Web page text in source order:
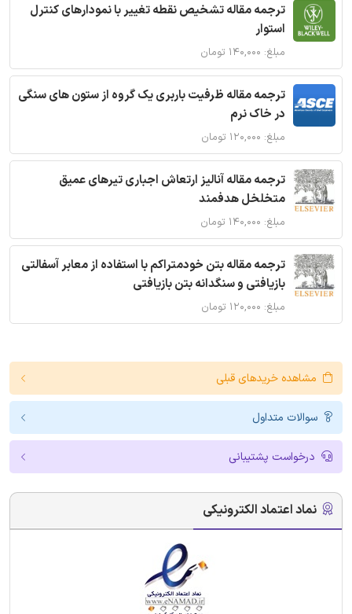
ترجمه مقاله تشخیص نقطه تغییر با نمودارهای کنترل
استوار
مبلغ: ۱۴۰,۰۰۰ تومان
ترجمه مقاله ظرفیت باربری یک گروه از ستون های سنگی
در خاک نرم
مبلغ: ۱۲۰,۰۰۰ تومان
ترجمه مقاله آنالیز ارتعاش اجباری تیرهای عمیق
متخلخل هدفمند
مبلغ: ۱۴۰,۰۰۰ تومان
ترجمه مقاله بتن خودمتراکم با استفاده از معابر آسفالتی
بازیافتی و سنگدانه بتن بازیافتی
مبلغ: ۱۲۰,۰۰۰ تومان
مشاهده خریدهای قبلی
سوالات متداول
درخواست پشتیبانی
نماد اعتماد الکترونیکی